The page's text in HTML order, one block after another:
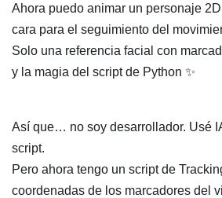
Ahora puedo animar un personaje
cara para el seguimiento del
Solo una referencia facial con
y la magia del script de Python ✨
Así que… no soy desarrollador. Usé
script.
Pero ahora tengo un script de
coordenadas de los marcadores del